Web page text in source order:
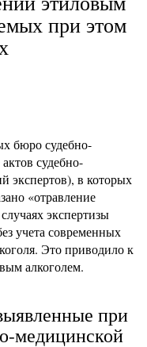
при этом
бюро судебно-
судебно-
экспертов), в которых
«отравление
экспертизы
учета современных
Это приводило к
алкоголем.
при
медицинской